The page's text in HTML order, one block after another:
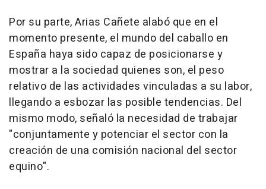
Por su parte, Arias Cañete alabó que en el
momento presente, el mundo del caballo en
España haya sido capaz de posicionarse y
mostrar a la sociedad quienes son, el peso
relativo de las actividades vinculadas a su labor,
llegando a esbozar las posible tendencias. Del
mismo modo, señaló la necesidad de trabajar
"conjuntamente y potenciar el sector con la
creación de una comisión nacional del sector
equino".